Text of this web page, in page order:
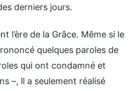
derniers jours.
l’ère de la Grâce. Même si le
quelques paroles de
qui ont condamné et
–, ll a seulement réalisé